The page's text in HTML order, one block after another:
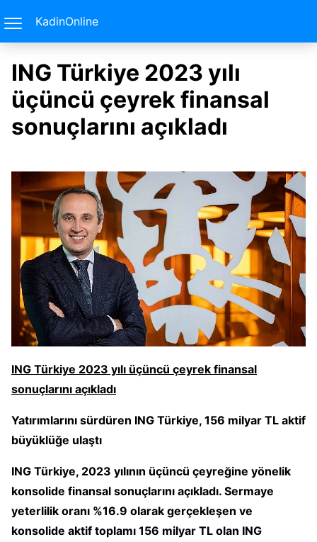
KadinOnline
ING Türkiye 2023 yılı
üçüncü çeyrek finansal
sonuçlarını açıkladı
ING Türkiye 2023 yılı üçüncü çeyrek finansal
sonuçlarını açıkladı
Yatırımlarını sürdüren ING Türkiye, 156 milyar TL aktif
büyüklüğe ulaştı
ING Türkiye, 2023 yılının üçüncü çeyreğine yönelik
konsolide finansal sonuçlarını açıkladı. Sermaye
yeterlilik oranı %16.9 olarak gerçekleşen ve
konsolide aktif toplamı 156 milyar TL olan ING